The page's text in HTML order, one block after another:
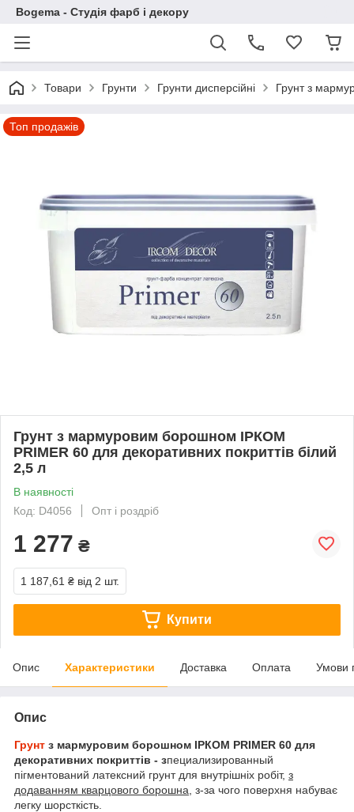
Bogema - Студія фарб і декору
Товари Грунти Грунти дисперсійні Грунт з
Топ продажів
Грунт з мармуровим борошном ІРКОМ
PRIMER 60 для декоративних покриттів білий
2,5 л
В наявності
Код: D4056
Опт і роздріб
1 277 ₴
1 187,61 ₴ від 2 шт.
Купити
Опис Характеристики Доставка Оплата Умови
Опис
Грунт з мармуровим борошном ІРКОМ PRIMER 60 для
декоративних покриттів - зпециализированный
пігментований латексний грунт для внутрішніх робіт, з
додаванням кварцового борошна , з-за чого поверхня набуває
легку шорсткість.